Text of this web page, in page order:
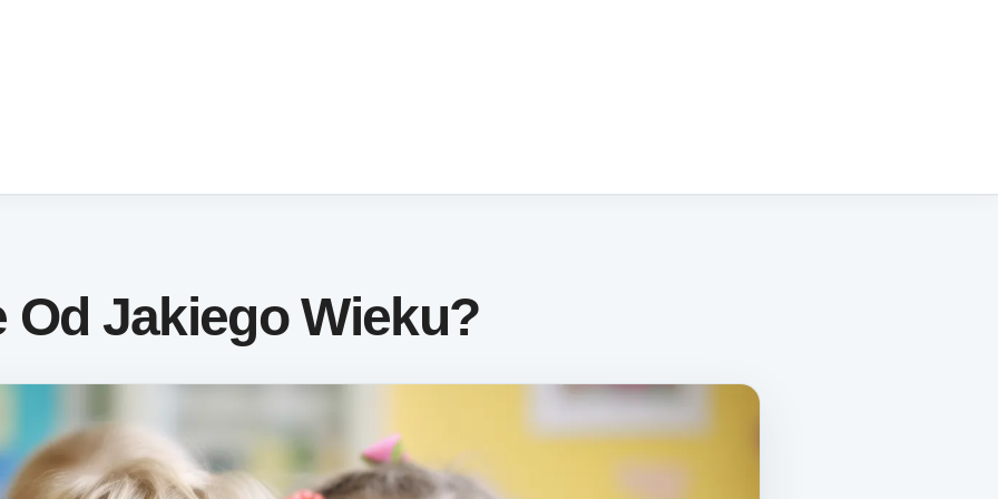
Od Jakiego Wieku?